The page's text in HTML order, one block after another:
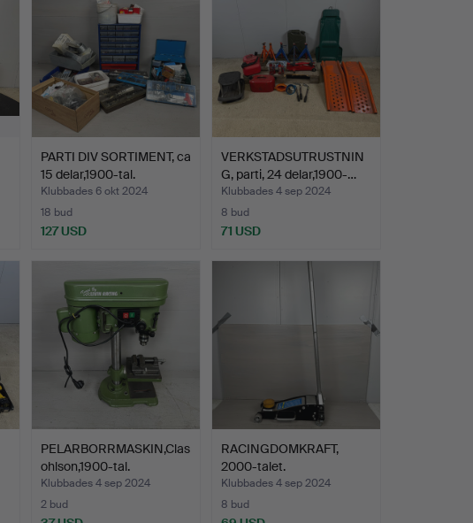
PARTI DIV SORTIMENT, ca
15 delar,1900-tal.
Klubbades 6 okt 2024
18 bud
127 USD
VERKSTADSUTRUSTNIN
G, parti, 24 delar,1900-…
Klubbades 4 sep 2024
8 bud
71 USD
PELARBORRMASKIN,Clas
ohlson,1900-tal.
Klubbades 4 sep 2024
2 bud
RACINGDOMKRAFT,
2000-talet.
Klubbades 4 sep 2024
8 bud